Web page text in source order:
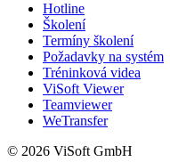
Hotline
Školení
Termíny školení
Požadavky na systém
Tréninková videa
ViSoft Viewer
Teamviewer
WeTransfer
© 2026 ViSoft GmbH